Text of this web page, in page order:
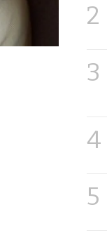
2
3
4
5